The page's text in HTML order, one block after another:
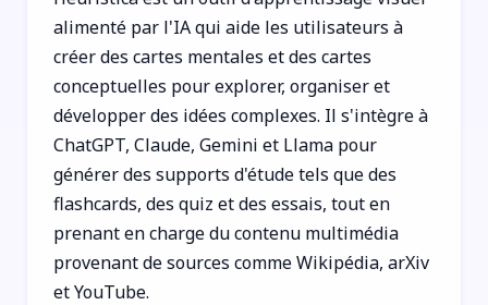
alimenté par l'IA qui aide les utilisateurs à
créer des cartes mentales et des cartes
conceptuelles pour explorer, organiser et
développer des idées complexes. Il s'intègre à
ChatGPT, Claude, Gemini et Llama pour
générer des supports d'étude tels que des
flashcards, des quiz et des essais, tout en
prenant en charge du contenu multimédia
provenant de sources comme Wikipédia, arXiv
et YouTube.